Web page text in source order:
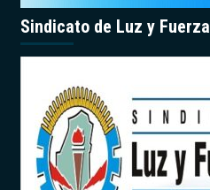
Sindicato de Luz y Fuerza